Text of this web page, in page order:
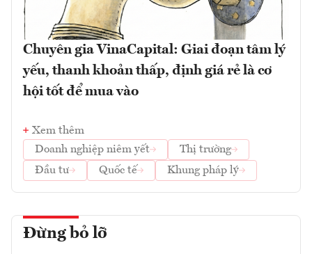
Chuyên gia VinaCapital: Giai đoạn tâm lý
yếu, thanh khoản thấp, định giá rẻ là cơ
hội tốt để mua vào
Xem thêm
Doanh nghiệp niêm yết
Thị trường
Đầu tư
Quốc tế Khung pháp lý
Đừng bỏ lỡ